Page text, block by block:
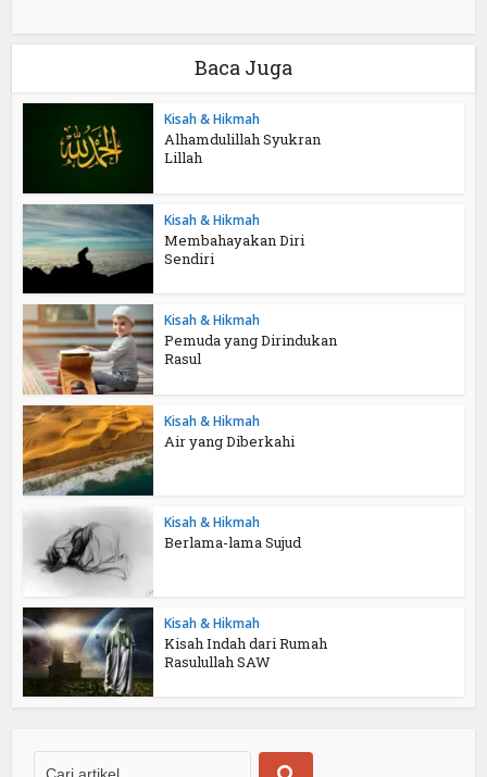
Baca Juga
Kisah & Hikmah
Alhamdulillah Syukran
Lillah
Kisah & Hikmah
Membahayakan Diri
Sendiri
Kisah & Hikmah
Pemuda yang Dirindukan
Rasul
Kisah & Hikmah
Air yang Diberkahi
Kisah & Hikmah
Berlama-lama Sujud
Kisah & Hikmah
Kisah Indah dari Rumah
Rasulullah SAW